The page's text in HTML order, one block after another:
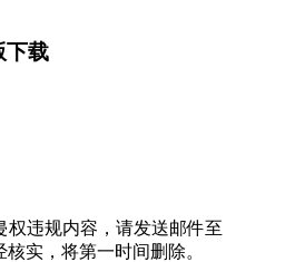
下载
权违规内容，请发送邮件至
核实，将第一时间删除。